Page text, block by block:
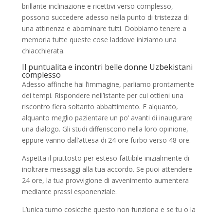
brillante inclinazione e ricettivi verso complesso,
possono succedere adesso nella punto di tristezza di
una attinenza e abominare tutti. Dobbiamo tenere a
memoria tutte queste cose laddove iniziamo una
chiacchierata.
Il puntualita e incontri belle donne Uzbekistani
complesso
Adesso affinche hai l’immagine, parliamo prontamente
dei tempi. Rispondere nell’istante per cui ottieni una
riscontro fiera soltanto abbattimento. E alquanto,
alquanto meglio pazientare un po’ avanti di inaugurare
una dialogo. Gli studi differiscono nella loro opinione,
eppure vanno dall’attesa di 24 ore furbo verso 48 ore.
Aspetta il piuttosto per esteso fattibile inizialmente di
inoltrare messaggi alla tua accordo. Se puoi attendere
24 ore, la tua provvigione di avvenimento aumentera
mediante prassi esponenziale.
L’unica turno cosicche questo non funziona e se tu o la